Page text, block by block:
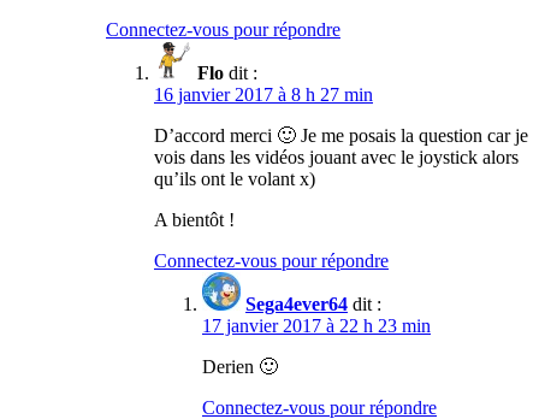
Connectez-vous pour répondre
Flo dit :
16 janvier 2017 à 8 h 27 min
D’accord merci 🙂 Je me posais la question car je
vois dans les vidéos jouant avec le joystick alors
qu’ils ont le volant x)
A bientôt !
Connectez-vous pour répondre
Sega4ever64 dit :
17 janvier 2017 à 22 h 23 min
Derien 🙂
Connectez-vous pour répondre